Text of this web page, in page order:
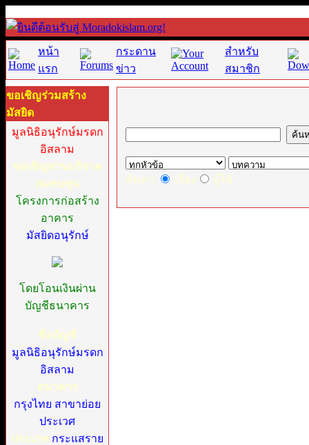
หน้า
แรก
กระดาน
ข่าว
สำหรับ
สมาชิก
ขอเชิญร่วมสร้าง
มัสยิด
มูลนิธิอนุรักษ์มรดก
อิสลาม
ขอเชิญท่านบริจาค
สมทบทุน
โครงการก่อสร้าง
อาคาร
มัสยิดอนุรักษ์
โดยโอนเงินผ่าน
บัญชีธนาคาร
ชื่อบัญชี
มูลนิธิอนุรักษ์มรดก
อิสลาม
ธนาคาร
กรุงไทย สาขาย่อย
ประเวศ
ประเภท กระแสราย
ค้นหา: เรื่อง ผู้ใช้